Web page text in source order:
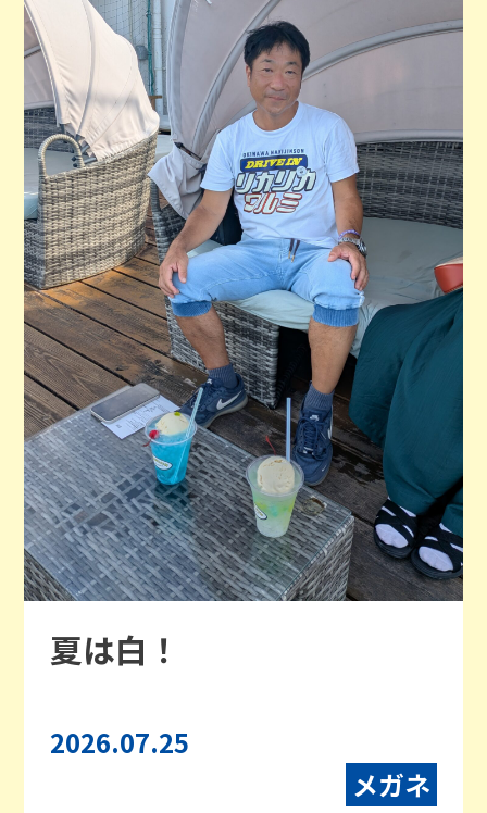
夏は白！
2026.07.25
メガネ